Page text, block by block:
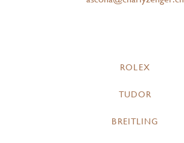
ROLEX
TUDOR
BREITLING